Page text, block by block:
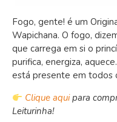
Fogo, gente! é um
Wapichana. O fogo,
que carrega em si o
purifica, energiza,
está presente em todos
Clique aquipara
Leiturinha!